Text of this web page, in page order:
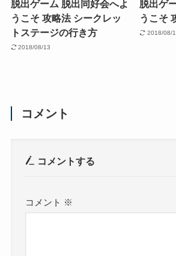
脱出ゲーム 脱出同好会へよ
うこそ 攻略法 シークレッ
トステージの行き方
2018/08/13
脱出ゲ
うこそ
2018/08/
コメント
コメントする
コメント ※